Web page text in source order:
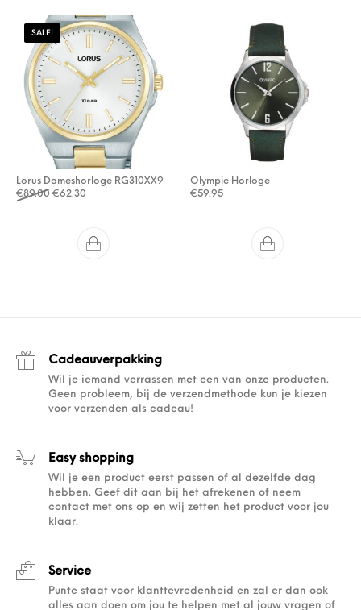
SALE!
Lorus Dameshorloge RG310XX9
€89.00 Oorspronkelijke prijs was: €89.00.
€62.30 Huidige prijs is: €62.30.
Olympic Horloge
€59.95
Cadeauverpakking
Wil je iemand verrassen met een van onze producten.
Geen probleem, bij de verzendmethode kun je kiezen
voor verzenden als cadeau!
Easy shopping
Wil je een product eerst passen of al dezelfde dag
hebben. Geef dit aan bij het afrekenen of neem
contact met ons op en wij zetten het product voor jou
klaar.
Service
Punte staat voor klanttevredenheid en zal er dan ook
alles aan doen om jou te helpen met al jouw vragen of